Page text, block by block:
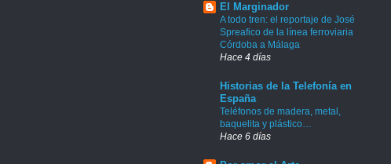
El Marginador
A todo tren: el reportaje de José
Spreafico de la línea ferroviaria
Córdoba a Málaga
Hace 4 días
Historias de la Telefonía en
España
Teléfonos de madera, metal,
baquelita y plástico…
Hace 6 días